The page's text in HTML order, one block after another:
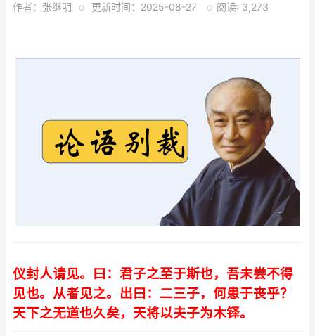
作者：张继明 o 更新时间：2025-08-27 o 阅读: 3,273
仪封人请见。曰：君子之至于斯也，吾未尝不得
见也。从者见之。出曰：二三子，何患于丧乎？
天下之无道也久矣，天将以夫子为木铎。